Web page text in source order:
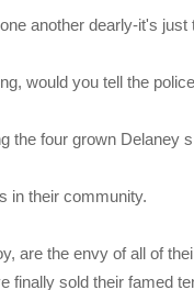
another dearly-it's
would you tell the
the four grown Delaney
in their community.
are the envy of all of
finally sold their famed